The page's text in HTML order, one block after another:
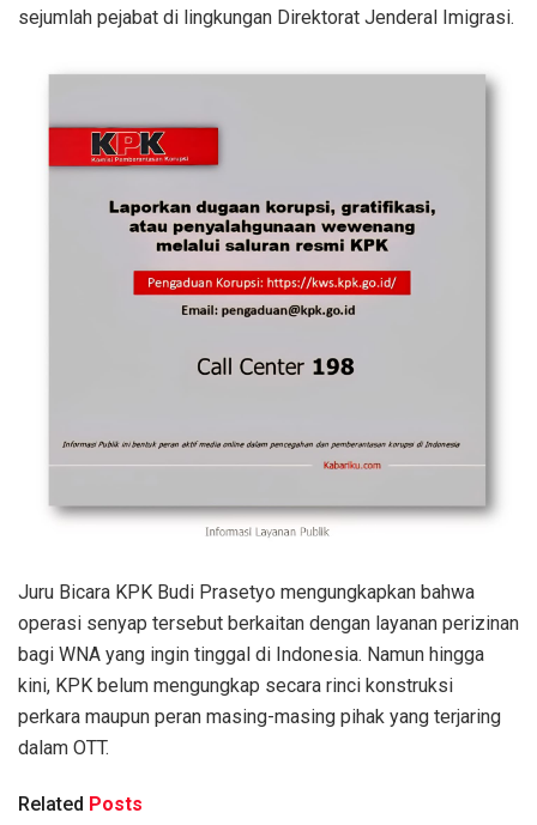
sejumlah pejabat di lingkungan Direktorat Jenderal Imigrasi.
Juru Bicara KPK Budi Prasetyo mengungkapkan bahwa
operasi senyap tersebut berkaitan dengan layanan perizinan
bagi WNA yang ingin tinggal di Indonesia. Namun hingga
kini, KPK belum mengungkap secara rinci konstruksi
perkara maupun peran masing-masing pihak yang terjaring
dalam OTT.
Related Posts